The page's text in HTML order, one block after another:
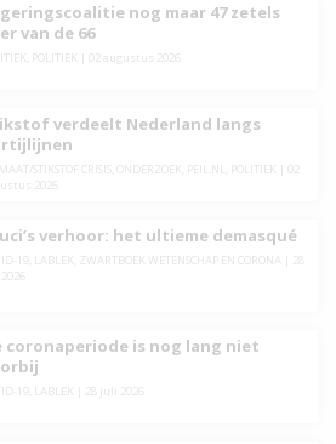
nog maar 47 zetels
van de 66
POLITIEK 02 augustus 2026
verdeelt Nederland langs
STIKSTOF CRISIS, ONDERZOEK PEIL.NL POLITIEK
02
2026
verhoor: het ultieme demasqué
19, LABLEK ZWARTBOEK WETENSCHAP EN CORONA
28
coronaperiode is nog lang niet
19, LABLEK 28 juli 2026